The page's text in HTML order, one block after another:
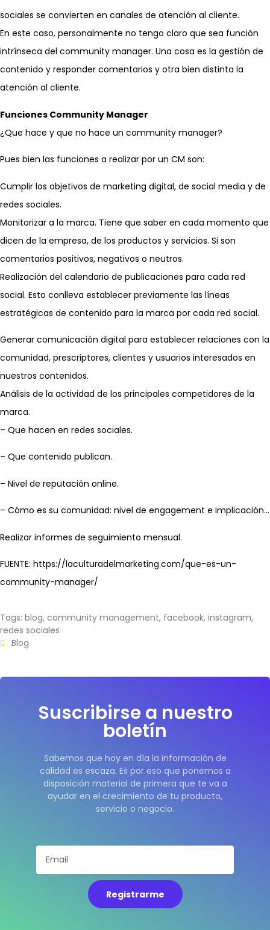
sociales se convierten en canales de atención al cliente.
En este caso, personalmente no tengo claro que sea función
intrínseca del community manager. Una cosa es la gestión de
contenido y responder comentarios y otra bien distinta la
atención al cliente.
Funciones Community Manager
¿Que hace y que no hace un community manager?
Pues bien las funciones a realizar por un CM son:
Cumplir los objetivos de marketing digital, de social media y de
redes sociales.
Monitorizar a la marca. Tiene que saber en cada momento que
dicen de la empresa, de los productos y servicios. Si son
comentarios positivos, negativos o neutros.
Realización del calendario de publicaciones para cada red
social. Esto conlleva establecer previamente las líneas
estratégicas de contenido para la marca por cada red social.
Generar comunicación digital para establecer relaciones con la
comunidad, prescriptores, clientes y usuarios interesados en
nuestros contenidos.
Análisis de la actividad de los principales competidores de la
marca.
– Que hacen en redes sociales.
– Que contenido publican.
– Nivel de reputación online.
– Cómo es su comunidad: nivel de engagement e implicación…
Realizar informes de seguimiento mensual.
FUENTE: https://laculturadelmarketing.com/que-es-un-
community-manager/
Tags: blog, community management, facebook, instagram,
redes sociales
Blog
Suscribirse a nuestro
boletín
Sabemos que hoy en día la información de
calidad es escaza. Es por eso que ponemos a
disposición material de primera que te va a
ayudar en el crecimiento de tu producto,
servicio o negocio.
Registrarme